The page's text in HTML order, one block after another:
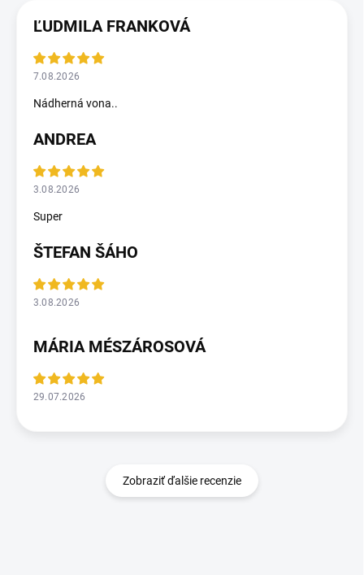
ĽUDMILA FRANKOVÁ
7.08.2026
Nádherná vona..
ANDREA
3.08.2026
Super
ŠTEFAN ŠÁHO
3.08.2026
MÁRIA MÉSZÁROSOVÁ
29.07.2026
Zobraziť ďalšie recenzie